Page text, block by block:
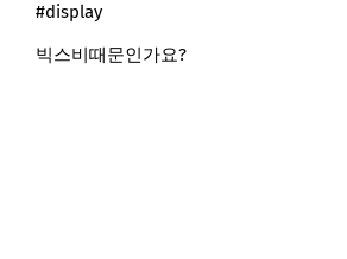
#display
빅스비때문인가요?